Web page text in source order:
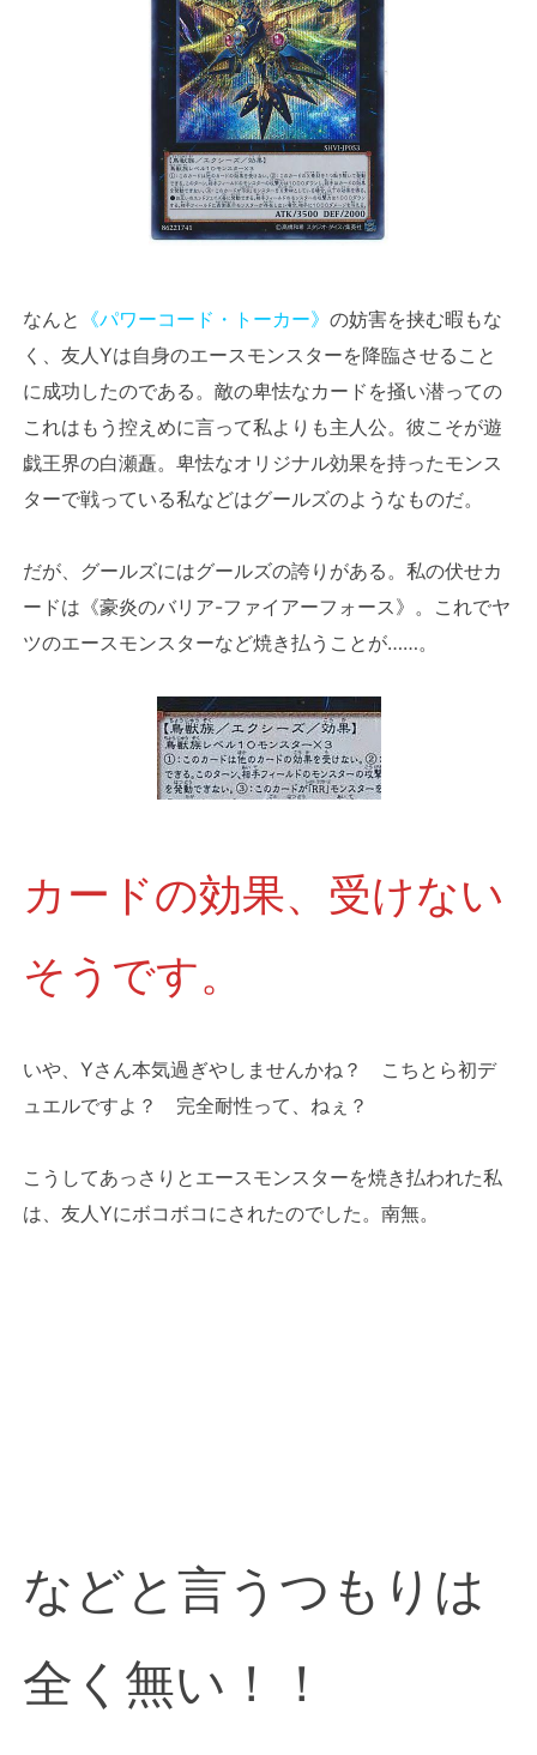
なんと 《パワーコード・トーカー》 の妨害を挟む暇もな
く、友人Yは自身のエースモンスターを降臨させること
に成功したのである。敵の卑怯なカードを掻い潜っての
これはもう控えめに言って私よりも主人公。彼こそが遊
戯王界の白瀬矗。卑怯なオリジナル効果を持ったモンス
ターで戦っている私などはグールズのようなものだ。
だが、グールズにはグールズの誇りがある。私の伏せカ
ードは《豪炎のバリア-ファイアーフォース》。これでヤ
ツのエースモンスターなど焼き払うことが……。
カードの効果、受けない
そうです。
いや、Yさん本気過ぎやしませんかね？ こちとら初デ
ュエルですよ？ 完全耐性って、ねぇ？
こうしてあっさりとエースモンスターを焼き払われた私
は、友人Yにボコボコにされたのでした。南無。
などと言うつもりは
全く無い！！